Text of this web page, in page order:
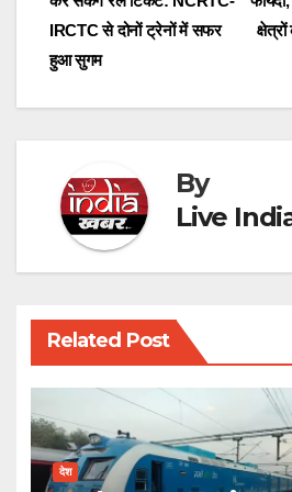
navigation
IRCTC से दोनों ट्रेनों में सफर
हुआ सुगम
By
Live
Related Post
देश